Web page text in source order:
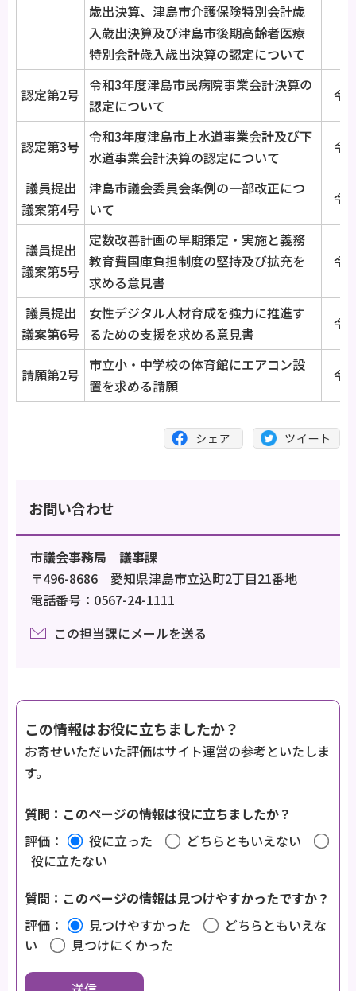
歳出決算、津島市介護保険特別会計歳
入歳出決算及び津島市後期高齢者医療
特別会計歳入歳出決算の認定について
認定第2号
令和3年度津島市民病院事業会計決算の
認定について
令
認定第3号
令和3年度津島市上水道事業会計及び下
水道事業会計決算の認定について
令
議員提出
議案第4号
津島市議会委員会条例の一部改正につ
いて
令
議員提出
議案第5号
定数改善計画の早期策定・実施と義務
教育費国庫負担制度の堅持及び拡充を
求める意見書
令
議員提出
議案第6号
女性デジタル人材育成を強力に推進す
るための支援を求める意見書
令
請願第2号
市立小・中学校の体育館にエアコン設
置を求める請願
令
お問い合わせ
市議会事務局 議事課
〒496-8686 愛知県津島市立込町2丁目21番地
電話番号：0567-24-1111
この担当課にメールを送る
この情報はお役に立ちましたか？
お寄せいただいた評価はサイト運営の参考といたしま
す。
質問：このページの情報は役に立ちましたか？
評価：
役に立った
どちらともいえない
役に立たない
質問：このページの情報は見つけやすかったですか？
評価：
見つけやすかった
どちらともいえな
い
見つけにくかった